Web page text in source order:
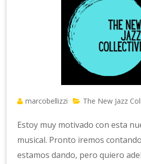
marcobellizzi The New Jazz
Estoy muy motivado con esta
musical. Pronto iremos
estamos dando, pero quiero